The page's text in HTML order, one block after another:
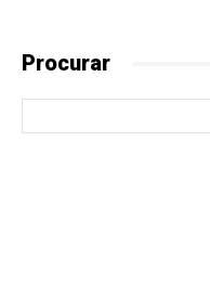
Procurar